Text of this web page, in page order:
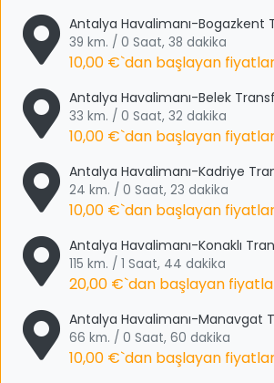
Antalya Havalimanı-Bogazkent
39 km. / 0 Saat, 38 dakika
10,00 €`dan başlayan
Antalya Havalimanı-Belek
33 km. / 0 Saat, 32 dakika
10,00 €`dan başlayan
Antalya Havalimanı-Kadriye
24 km. / 0 Saat, 23 dakika
10,00 €`dan başlayan
Antalya Havalimanı-Konaklı
115 km. / 1 Saat, 44 dakika
20,00 €`dan başlayan
Antalya Havalimanı-Manavgat
66 km. / 0 Saat, 60 dakika
10,00 €`dan başlayan